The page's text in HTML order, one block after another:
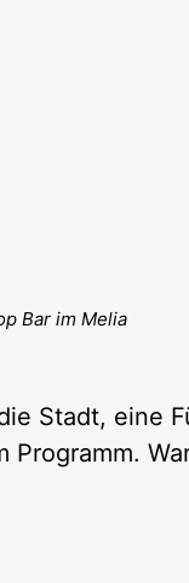
Bar im Melia
Stadt, eine
Programm.